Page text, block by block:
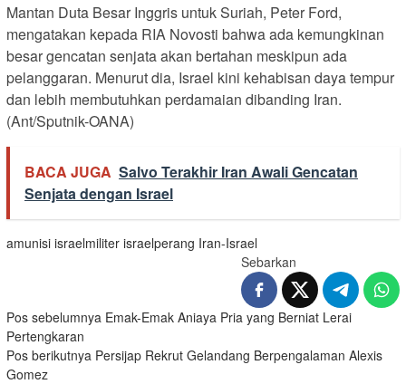
Mantan Duta Besar Inggris untuk Suriah, Peter Ford,
mengatakan kepada RIA Novosti bahwa ada kemungkinan
besar gencatan senjata akan bertahan meskipun ada
pelanggaran. Menurut dia, Israel kini kehabisan daya tempur
dan lebih membutuhkan perdamaian dibanding Iran.
(Ant/Sputnik-OANA)
BACA JUGA Salvo Terakhir Iran Awali Gencatan
Senjata dengan Israel
amunisi israelmiliter israelperang Iran-Israel
Sebarkan
Navigasi
pos
Pos sebelumnya Emak-Emak Aniaya Pria yang Berniat Lerai
Pertengkaran
Pos berikutnya Persijap Rekrut Gelandang Berpengalaman Alexis
Gomez